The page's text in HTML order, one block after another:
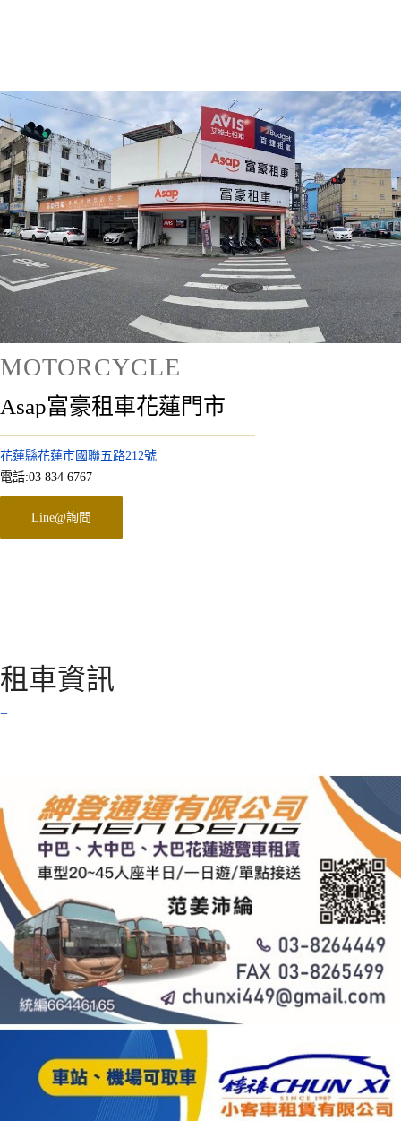
MOTORCYCLE
Asap富豪租車花蓮門市
花蓮縣花蓮市國聯五路212號
電話:03 834 6767
Line@詢問
租車資訊
+